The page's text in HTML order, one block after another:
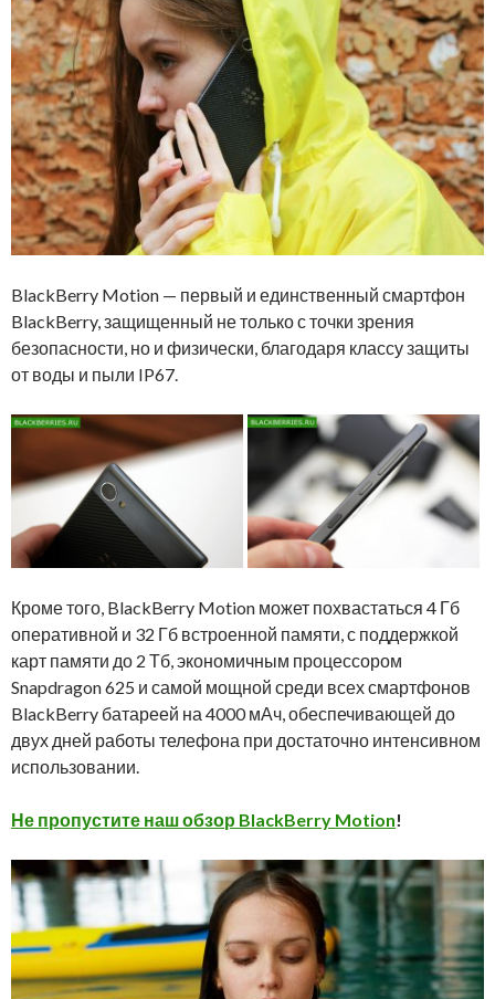
BlackBerry Motion — первый и единственный смартфон
BlackBerry, защищенный не только с точки зрения
безопасности, но и физически, благодаря классу защиты
от воды и пыли IP67.
Кроме того, BlackBerry Motion может похвастаться 4 Гб
оперативной и 32 Гб встроенной памяти, с поддержкой
карт памяти до 2 Тб, экономичным процессором
Snapdragon 625 и самой мощной среди всех смартфонов
BlackBerry батареей на 4000 мАч, обеспечивающей до
двух дней работы телефона при достаточно интенсивном
использовании.
Не пропустите наш обзор BlackBerry Motion!